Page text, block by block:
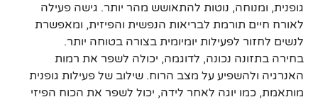
גופנית, ומנוחה, נוטות להתאושש מהר יותר. גישה פעילה
לאורח חיים תורמת לבריאות הנפשית והפיזית, ומאפשרת
לנשים לחזור לפעילות יומיומית בצורה בטוחה יותר.
בחירה בתזונה נכונה, לדוגמה, יכולה לשפר את רמות
האנרגיה ולהשפיע על מצב הרוח. שילוב של פעילות גופנית
מותאמת, כמו יוגה לאחר לידה, יכול לשפר את הכוח הפיזי